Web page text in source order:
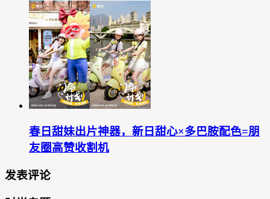
春日甜妹出片神器，新日甜心×多巴胺配色=朋
友圈高赞收割机
发表评论